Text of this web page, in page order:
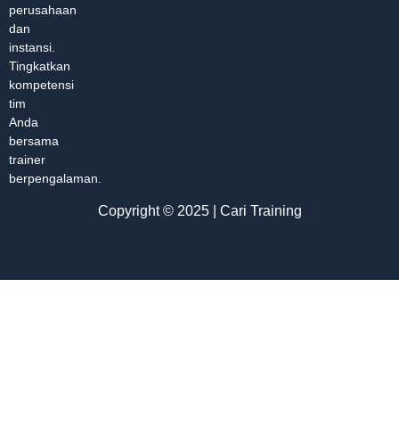
perusahaan
dan
instansi.
Tingkatkan
kompetensi
tim
Anda
bersama
trainer
berpengalaman.
Copyright © 2025 | Cari Training